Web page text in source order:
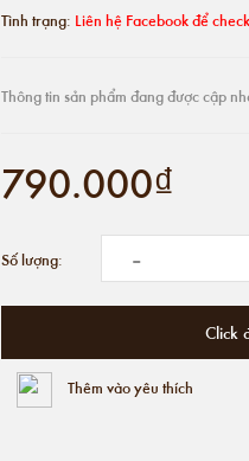
Tình trạng: Liên hệ Facebook để
Thông tin sản phẩm đang được cập
790.000₫
Số lượng: -
Click
Thêm vào yêu thích